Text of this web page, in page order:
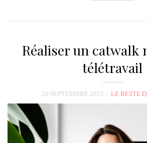
Réaliser un catwalk
télétravail
26 SEPTEMBRE 2025 LE RESTE